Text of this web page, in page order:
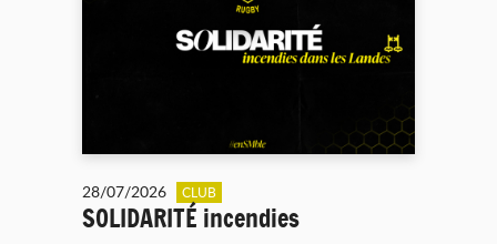
28/07/2026 CLUB
SOLIDARITÉ incendies